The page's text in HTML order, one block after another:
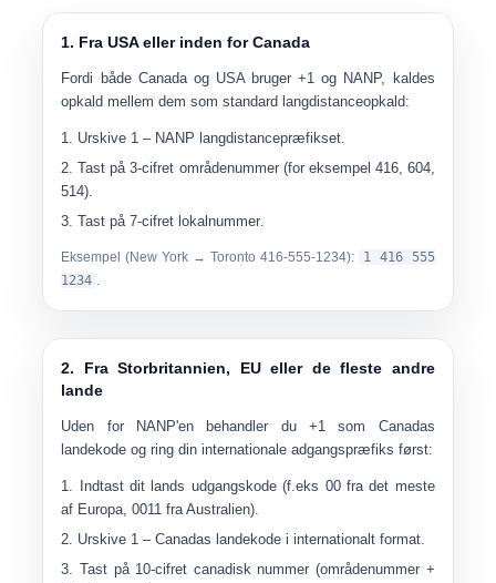
1. Fra USA eller inden for Canada
Fordi både Canada og USA bruger+1 og NANP, kaldes
opkald mellem dem som standard langdistanceopkald:
Urskive 1 – NANP langdistancepræfikset.
Tast på3-cifret områdenummer(for eksempel 416, 604,
514).
Tast på7-cifret lokalnummer.
Eksempel (New York → Toronto 416-555-1234):
1 416 555
1234 .
2. Fra Storbritannien, EU eller de fleste andre
lande
Uden for NANP'en behandler du +1som Canadas
landekode og ring din internationale adgangspræfiks først:
Indtast dit lands udgangskode (f.eks 00fra det meste
af Europa,0011 fra Australien).
Urskive 1 – Canadas landekode i internationalt format.
Tast på 10-cifret canadisk nummer (områdenummer +